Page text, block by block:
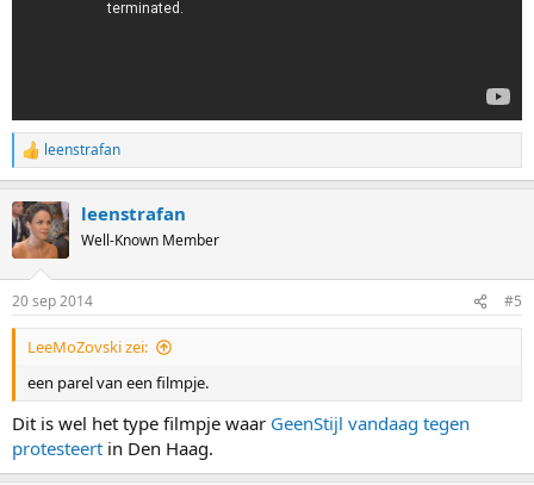
R
e
c
t
i
s
:
leenstrafan
leenstrafan
Well-Known Member
20 sep 2014 #5
LeeMoZovski zei:
een parel van een filmpje.
Dit is wel het type filmpje waar GeenStijl vandaag tegen
protesteert in Den Haag.